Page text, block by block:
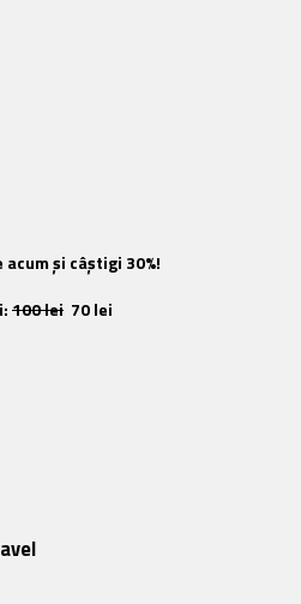
și câștigi 30%!
100 lei 70 lei